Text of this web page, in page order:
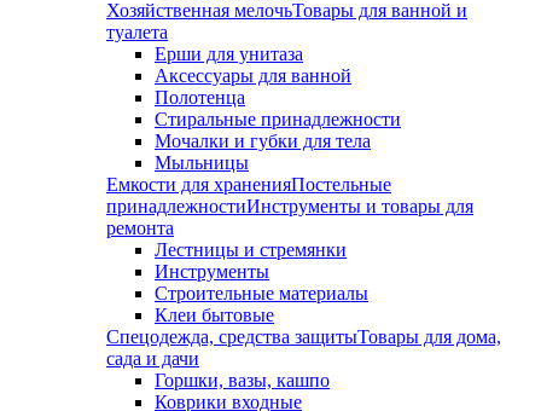
Хозяйственная мелочьТовары для ванной и
туалета
Ерши для унитаза
Аксессуары для ванной
Полотенца
Стиральные принадлежности
Мочалки и губки для тела
Мыльницы
Емкости для храненияПостельные
принадлежностиИнструменты и товары для
ремонта
Лестницы и стремянки
Инструменты
Строительные материалы
Клеи бытовые
Спецодежда, средства защитыТовары для дома,
сада и дачи
Горшки, вазы, кашпо
Коврики входные